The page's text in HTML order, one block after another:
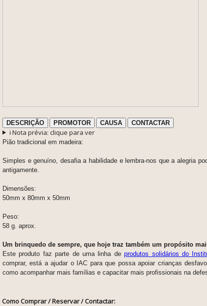
DESCRIÇÃO PROMOTOR CAUSA CONTACTAR
ℹ️ Nota prévia: clique para ver
Pião tradicional em madeira:
Simples e genuíno, desafia a habilidade e lembra-nos que a alegria
antigamente.
Dimensões:
50mm x 80mm x 50mm
Peso:
58 g. aprox.
Um brinquedo de sempre, que hoje traz também um propósito
Este produto faz parte de uma linha deprodutos solidários do
comprar, está a ajudar o IAC para que possa apoiar crianças
como acompanhar mais famílias e capacitar mais profissionais na
Como Comprar / Reservar / Contactar: